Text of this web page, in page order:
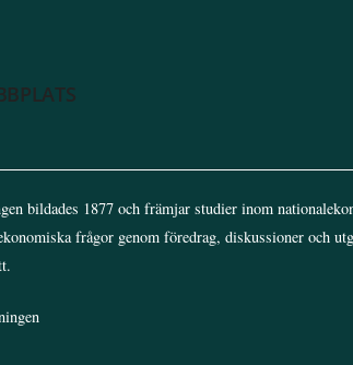
bildades 1877 och främjar studier inom
frågor genom föredrag, diskussioner och